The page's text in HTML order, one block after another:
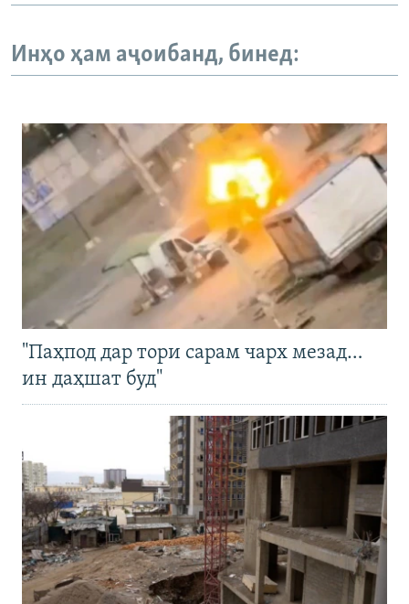
Инҳо ҳам аҷоибанд, бинед:
"Паҳпод дар тори сарам чарх мезад…
ин даҳшат буд"